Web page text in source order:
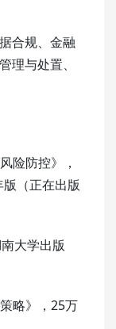
合规、金融
理与处置、
险防控》，
（正在出版
大学出版
略》，25万